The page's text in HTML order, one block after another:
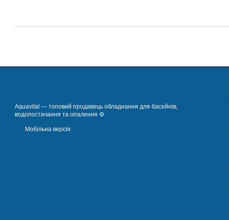
Aquavital — топовий продавець обладнання для басейнів,
водопостачання та опалення ⚙️
Мобільна версія